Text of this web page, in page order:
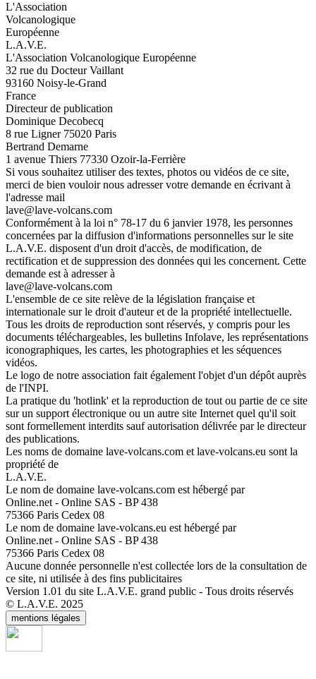
L'Association
Volcanologique
Européenne
L.A.V.E.
L'Association Volcanologique Européenne
32 rue du Docteur Vaillant
93160 Noisy-le-Grand
France
Directeur de publication
Dominique Decobecq
8 rue Ligner 75020 Paris
Bertrand Demarne
1 avenue Thiers 77330 Ozoir-la-Ferrière
Si vous souhaitez utiliser des textes, photos ou vidéos de ce site,
merci de bien vouloir nous adresser votre demande en écrivant à
l'adresse mail
lave@lave-volcans.com
Conformément à la loi n° 78-17 du 6 janvier 1978, les personnes
concernées par la diffusion d'informations personnelles sur le site
L.A.V.E. disposent d'un droit d'accès, de modification, de
rectification et de suppression des données qui les concernent. Cette
demande est à adresser à
lave@lave-volcans.com
L'ensemble de ce site relève de la législation française et
internationale sur le droit d'auteur et de la propriété intellectuelle.
Tous les droits de reproduction sont réservés, y compris pour les
documents téléchargeables, les bulletins Infolave, les représentations
iconographiques, les cartes, les photographies et les séquences
vidéos.
Le logo de notre association fait également l'objet d'un dépôt auprès
de l'INPI.
La pratique du 'hotlink' et la reproduction de tout ou partie de ce site
sur un support électronique ou un autre site Internet quel qu'il soit
sont formellement interdits sauf autorisation délivrée par le directeur
des publications.
Les noms de domaine lave-volcans.com et lave-volcans.eu sont la
propriété de
L.A.V.E.
Le nom de domaine lave-volcans.com est hébergé par
Online.net - Online SAS - BP 438
75366 Paris Cedex 08
Le nom de domaine lave-volcans.eu est hébergé par
Online.net - Online SAS - BP 438
75366 Paris Cedex 08
Aucune donnée personnelle n'est collectée lors de la consultation de
ce site, ni utilisée à des fins publicitaires
Version 1.01 du site L.A.V.E. grand public - Tous droits réservés
© L.A.V.E. 2025
mentions légales